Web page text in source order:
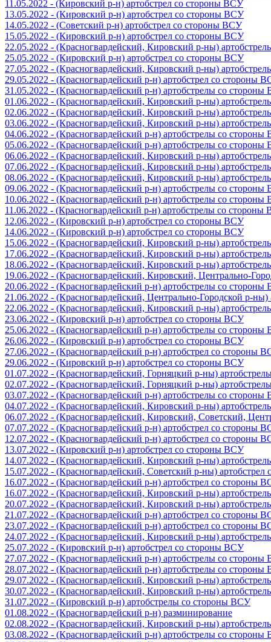
11.05.2022 - (Кировский р-н) артобстрел со стороны ВСУ
13.05.2022 - (Кировский р-н) артобстрел со стороны ВСУ
14.05.2022 - (Советский р-н) артобстрел со стороны ВСУ
15.05.2022 - (Кировский р-н) артобстрел со стороны ВСУ
22.05.2022 - (Красногвардейский, Кировский р-ны)
25.05.2022 - (Кировский р-н) артобстрел со стороны ВСУ
27.05.2022 - (Красногвардейский, Кировский р-ны)
29.05.2022 - (Красногвардейский р-н) артобстрел со стороны
31.05.2022 - (Красногвардейский р-н) артобстрелы со
01.06.2022 - (Красногвардейский, Кировский р-ны)
02.06.2022 - (Красногвардейский, Кировский р-ны)
03.06.2022 - (Красногвардейский, Кировский р-ны)
04.06.2022 - (Красногвардейский р-н) артобстрелы со
05.06.2022 - (Красногвардейский р-н) артобстрелы со
06.06.2022 - (Красногвардейский, Кировский р-ны)
07.06.2022 - (Красногвардейский, Кировский р-ны)
08.06.2022 - (Красногвардейский, Кировский р-ны)
09.06.2022 - (Красногвардейский р-н) артобстрелы со
10.06.2022 - (Красногвардейский р-н) артобстрелы со
11.06.2022 - (Красногвардейский р-н) артобстрелы со стороны
12.06.2022 - (Кировский р-н) артобстрел со стороны ВСУ
14.06.2022 - (Кировский р-н) артобстрел со стороны ВСУ
15.06.2022 - (Красногвардейский, Кировский р-ны)
17.06.2022 - (Красногвардейский, Кировский р-ны)
18.06.2022 - (Красногвардейский, Кировский р-ны)
19.06.2022 - (Красногвардейский, Кировский, Центрально-
20.06.2022 - (Красногвардейский р-н) артобстрелы со
21.06.2022 - (Красногвардейский, Центрально-Городской р-
22.06.2022 - (Красногвардейский, Кировский р-ны)
23.06.2022 - (Кировский р-н) артобстрел со стороны ВСУ
25.06.2022 - (Красногвардейский р-н) артобстрелы со
26.06.2022 - (Кировский р-н) артобстрел со стороны ВСУ
27.06.2022 - (Красногвардейский р-н) артобстрел со стороны
29.06.2022 - (Кировский р-н) артобстрел со стороны ВСУ
01.07.2022 - (Красногвардейский, Горняцкий р-ны)
02.07.2022 - (Красногвардейский, Горняцкий р-ны)
03.07.2022 - (Красногвардейский р-н) артобстрелы со
04.07.2022 - (Красногвардейский, Кировский р-ны)
06.07.2022 - (Красногвардейский, Кировский, Советский,
07.07.2022 - (Красногвардейский р-н) артобстрел со стороны
12.07.2022 - (Красногвардейский р-н) артобстрел со стороны
13.07.2022 - (Кировский р-н) артобстрел со стороны ВСУ
14.07.2022 - (Красногвардейский, Кировский р-ны)
15.07.2022 - (Красногвардейский, Советский р-ны)
16.07.2022 - (Красногвардейский р-н) артобстрел со стороны
16.07.2022 - (Красногвардейский, Кировский р-ны)
20.07.2022 - (Красногвардейский, Кировский р-ны)
21.07.2022 - (Красногвардейский р-н) артобстрел со стороны
23.07.2022 - (Красногвардейский р-н) артобстрел со стороны
24.07.2022 - (Красногвардейский, Кировский р-ны)
25.07.2022 - (Кировский р-н) артобстрел со стороны ВСУ
27.07.2022 - (Красногвардейский р-н) артобстрелы со
28.07.2022 - (Красногвардейский р-н) артобстрелы со
29.07.2022 - (Красногвардейский, Кировский р-ны)
30.07.2022 - (Красногвардейский, Кировский р-ны)
31.07.2022 - (Кировский р-н) артобстрелы со стороны ВСУ
01.08.2022 - (Красногвардейский р-н) разминирование
02.08.2022 - (Красногвардейский, Кировский р-ны)
03.08.2022 - (Красногвардейский р-н) артобстрелы со